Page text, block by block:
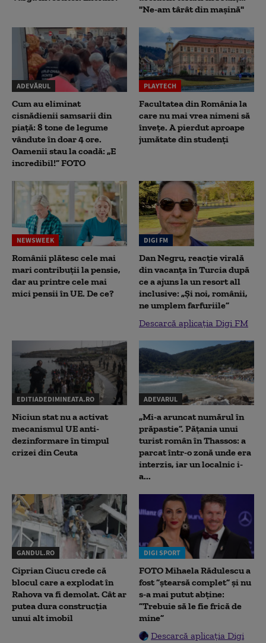
"Ne-am târât din mașină"
ADEVĂRUL
Cum au eliminat
cisnădienii samsarii din
piață: 8 tone de legume
vândute în doar 4 ore.
Oamenii stau la coadă: „E
incredibil!” FOTO
PLAYTECH
Facultatea din România la
care nu mai vrea nimeni să
înveţe. A pierdut aproape
jumătate din studenţi
NEWSWEEK
Românii plătesc cele mai
mari contribuții la pensie,
dar au printre cele mai
mici pensii în UE. De ce?
DIGI FM
Dan Negru, reacție virală
din vacanța în Turcia după
ce a ajuns la un resort all
inclusive: „Și noi, românii,
ne umplem farfuriile”
Descarcă aplicația Digi FM
EDITIADEDIMINEATA.RO
Niciun stat nu a activat
mecanismul UE anti-
dezinformare în timpul
crizei din Ceuta
ADEVARUL
„Mi-a aruncat numărul în
prăpastie”. Pățania unui
turist român în Thassos: a
parcat într-o zonă unde era
interzis, iar un localnic i-
a...
GANDUL.RO
Ciprian Ciucu crede că
blocul care a explodat în
Rahova va fi demolat. Cât ar
putea dura construcția
unui alt imobil
DIGI SPORT
FOTO Mihaela Rădulescu a
fost ”ștearsă complet” și nu
s-a mai putut abține:
”Trebuie să le fie frică de
mine”
Descarcă aplicația Digi